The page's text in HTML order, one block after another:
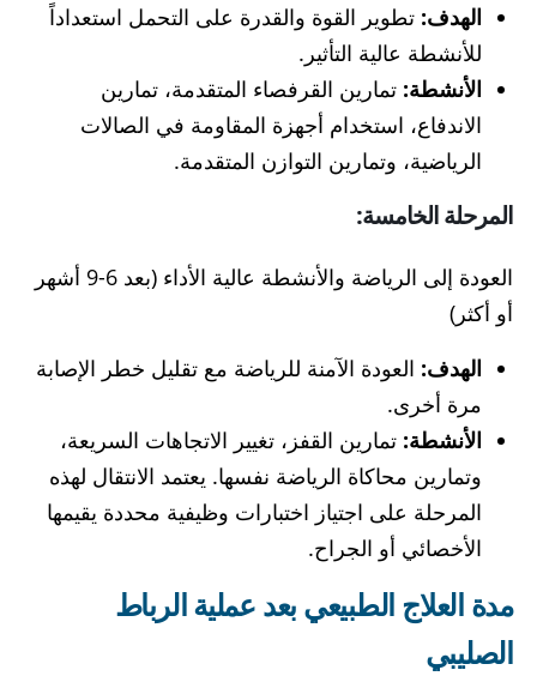
الهدف: تطوير القوة والقدرة على التحمل استعداداً
للأنشطة عالية التأثير.
الأنشطة: تمارين القرفصاء المتقدمة، تمارين
الاندفاع، استخدام أجهزة المقاومة في الصالات
الرياضية، وتمارين التوازن المتقدمة.
المرحلة الخامسة:
العودة إلى الرياضة والأنشطة عالية الأداء (بعد 6-9 أشهر
أو أكثر)
الهدف: العودة الآمنة للرياضة مع تقليل خطر الإصابة
مرة أخرى.
الأنشطة: تمارين القفز، تغيير الاتجاهات السريعة،
وتمارين محاكاة الرياضة نفسها. يعتمد الانتقال لهذه
المرحلة على اجتياز اختبارات وظيفية محددة يقيمها
الأخصائي أو الجراح.
مدة العلاج الطبيعي بعد عملية الرباط
الصليبي